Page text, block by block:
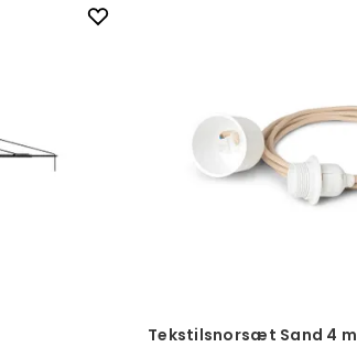
Tekstilsnorsæt Sand 4 m